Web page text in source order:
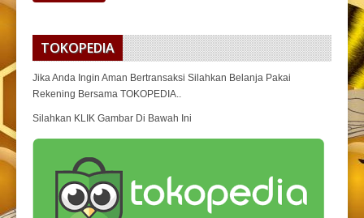
TOKOPEDIA
Jika Anda Ingin Aman Bertransaksi Silahkan Belanja Pakai
Rekening Bersama TOKOPEDIA..
Silahkan KLIK Gambar Di Bawah Ini